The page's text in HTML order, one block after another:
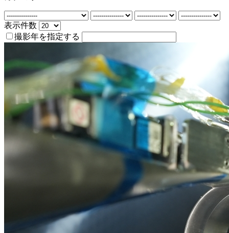
表示件数
撮影年を指定する